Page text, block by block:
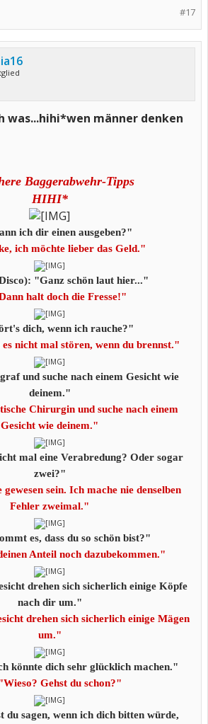
#17
was...hihi*wen männer denken
Baggerabwehr-Tipps
HIHI*
ich dir einen ausgeben?"
ich möchte lieber das Geld."
"Ganz schön laut hier..."
halt doch die Fresse!"
dich, wenn ich rauche?"
nicht mal stören, wenn du brennst."
und suche nach einem Gesicht wie
deinem."
Chirurgin und suche nach einem
Gesicht wie deinem."
mal eine Verabredung? Oder sogar
zwei?"
gewesen sein. Ich mache nie denselben
Fehler zweimal."
es, dass du so schön bist?"
Anteil noch dazubekommen."
drehen sich sicherlich einige Köpfe
nach dir um."
drehen sich sicherlich einige Mägen
um."
könnte dich sehr glücklich machen."
Gehst du schon?"
du sagen, wenn ich dich bitten würde,